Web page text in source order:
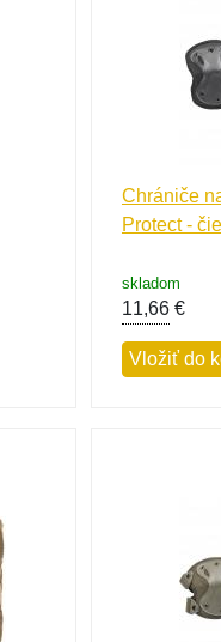
Chrániče
Protect -
skladom
11,66€
Vložiť do